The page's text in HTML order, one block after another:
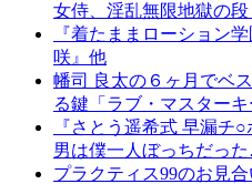
女侍、淫乱無限地獄の
『着たままローション
咲』他
幡司 良太の６ヶ月でベ
る鍵「ラブ・マスター
『さとう遥希式 早漏チ
男は僕一人ぼっちだっ
プラクティス99のお見